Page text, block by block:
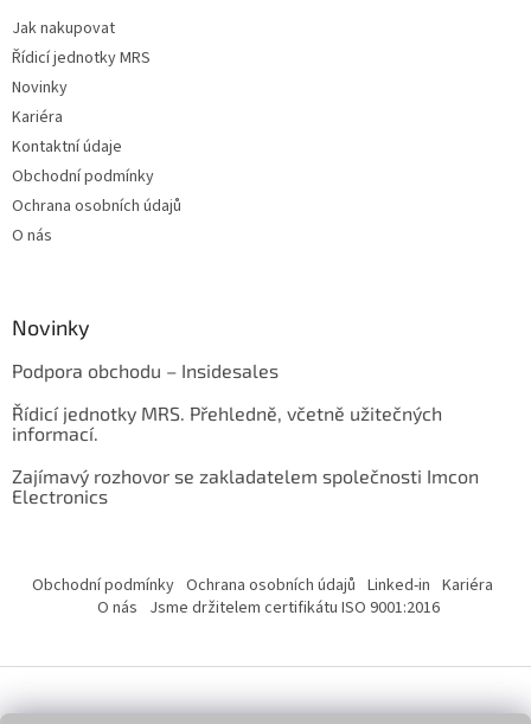
Jak nakupovat
Řídicí jednotky MRS
Novinky
Kariéra
Kontaktní údaje
Obchodní podmínky
Ochrana osobních údajů
O nás
Novinky
Podpora obchodu – Insidesales
Řídicí jednotky MRS. Přehledně, včetně užitečných
informací.
Zajímavý rozhovor se zakladatelem společnosti Imcon
Electronics
Obchodní podmínky Ochrana osobních údajů Linked-in Kariéra
O nás Jsme držitelem certifikátu ISO 9001:2016